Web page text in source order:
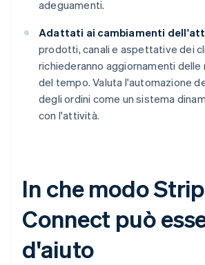
adeguamenti.
Adattati ai cambiamenti
prodotti, canali e aspettative dei
richiederanno aggiornamenti delle
del tempo. Valuta l'automazione
degli ordini come un sistema
con l'attività.
In che modo
Connect può
d'aiuto